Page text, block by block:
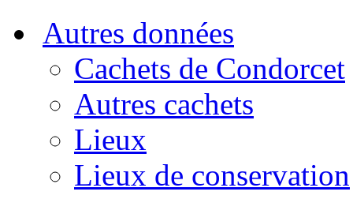
Autres données
Cachets de Condorcet
Autres cachets
Lieux
Lieux de conservation